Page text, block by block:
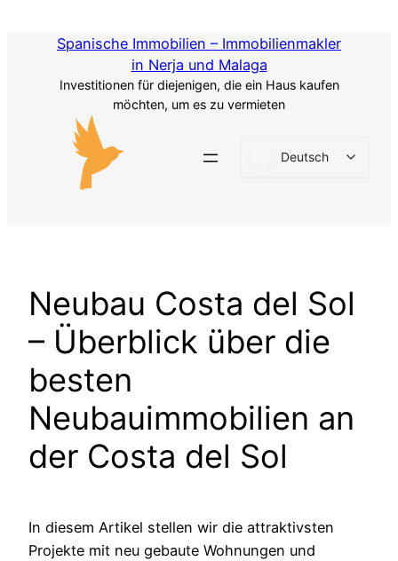
Spanische Immobilien – Immobilienmakler
in Nerja und Malaga
Investitionen für diejenigen, die ein Haus kaufen
möchten, um es zu vermieten
Deutsch
Neubau Costa del Sol
– Überblick über die
besten
Neubauimmobilien an
der Costa del Sol
In diesem Artikel stellen wir die attraktivsten
Projekte mit neu gebaute Wohnungen und